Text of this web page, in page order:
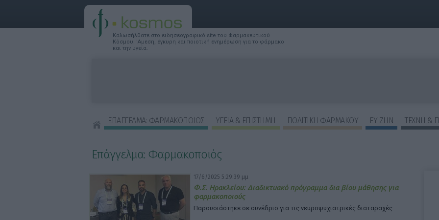
Καλωσήλθατε στο ειδησεογραφικό site του Φαρμακευτικού
Κόσμου. 'Αμεση, έγκυρη και ποιοτική ενημέρωση για το φάρμακο
και την υγεία.
ΕΠΑΓΓΕΛΜΑ: ΦΑΡΜΑΚΟΠΟΙΟΣ ΥΓΕΙΑ & ΕΠΙΣΤΗΜΗ ΠΟΛΙΤΙΚΗ ΦΑΡΜΑΚΟΥ ΕΥ ΖΗΝ
ΤΕΧΝΗ &
Επάγγελμα: Φαρμακοποιός
17/6/2025 5:29:39 μμ
Φ.Σ. Ηρακλείου: Διαδικτυακό πρόγραμμα δια βίου μάθησης για
φαρμακοποιούς
Παρουσιάστηκε σε συνέδριο για τις νευροψυχιατρικές διαταραχές